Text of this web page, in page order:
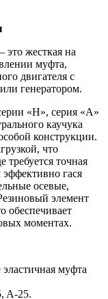
жесткая на
муфта,
двигателя с
генератором.
«H», серия «A»
каучука
конструкции.
что
требуется точная
гася
осевые,
элемент
обеспечивает
моментах.
муфта
A-25.